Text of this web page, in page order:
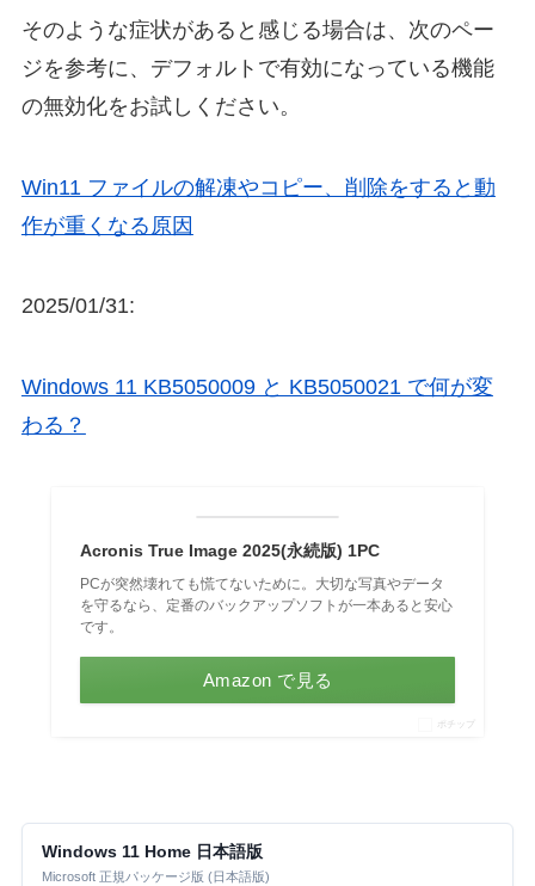
そのような症状があると感じる場合は、次のペー
ジを参考に、デフォルトで有効になっている機能
の無効化をお試しください。
Win11 ファイルの解凍やコピー、削除をすると動
作が重くなる原因
2025/01/31:
Windows 11 KB5050009 と KB5050021 で何が変
わる？
Acronis True Image 2025(永続版) 1PC
PCが突然壊れても慌てないために。大切な写真やデータ
を守るなら、定番のバックアップソフトが一本あると安心
です。
Amazon で見る
ポチップ
Windows 11 Home 日本語版
Microsoft 正規パッケージ版 (日本語版)